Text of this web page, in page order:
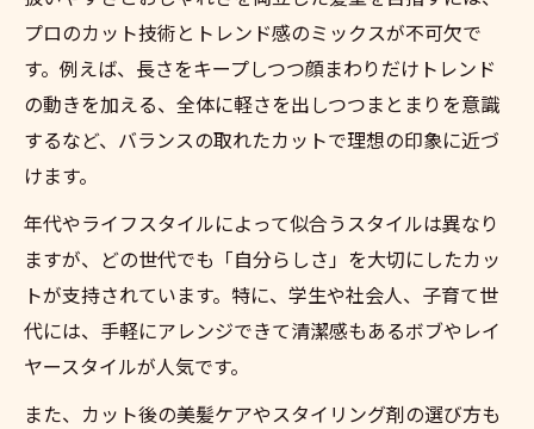
プロのカット技術とトレンド感のミックスが不可欠で
す。例えば、長さをキープしつつ顔まわりだけトレンド
の動きを加える、全体に軽さを出しつつまとまりを意識
するなど、バランスの取れたカットで理想の印象に近づ
けます。
年代やライフスタイルによって似合うスタイルは異なり
ますが、どの世代でも「自分らしさ」を大切にしたカッ
トが支持されています。特に、学生や社会人、子育て世
代には、手軽にアレンジできて清潔感もあるボブやレイ
ヤースタイルが人気です。
また、カット後の美髪ケアやスタイリング剤の選び方も